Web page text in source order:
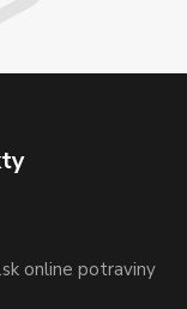
online potraviny